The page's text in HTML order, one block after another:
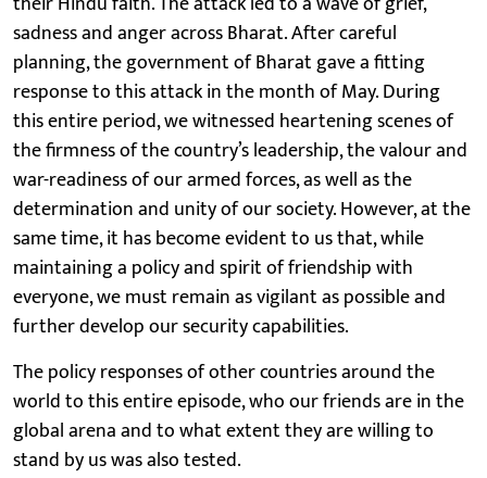
sadness and anger across Bharat. After careful
planning, the government of Bharat gave a fitting
response to this attack in the month of May. During
this entire period, we witnessed heartening scenes of
the firmness of the country’s leadership, the valour and
war-readiness of our armed forces, as well as the
determination and unity of our society. However, at the
same time, it has become evident to us that, while
maintaining a policy and spirit of friendship with
everyone, we must remain as vigilant as possible and
further develop our security capabilities.
The policy responses of other countries around the
world to this entire episode, who our friends are in the
global arena and to what extent they are willing to
stand by us was also tested.